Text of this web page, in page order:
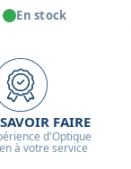
En stock
FAIRE
d'Optique
à votre service